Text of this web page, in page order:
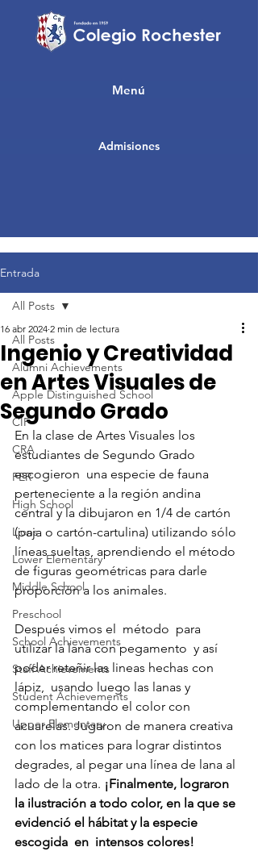
Admisiones
Menú
Entrada
All Posts
Alumni Achievements
Apple Distinguished School
CIF
CRA
FER
High School
Lions
Lower Elementary
Middle School
Preschool
School Achievements
Staff Achievements
Student Achievements
Upper Elementary
All Posts
Ingenio y Creatividad
en Artes Visuales de
Segundo Grado
16 abr 2024 2 min de lectura
En la clase de Artes Visuales los
estudiantes de Segundo Grado
escogieron  una especie de fauna
perteneciente a la región andina
central y la dibujaron en 1/4 de cartón
(paja o cartón-cartulina) utilizando sólo
líneas sueltas, aprendiendo el método
de figuras geométricas para darle
proporción a los animales.
Después vimos el  método  para
utilizar la lana con pegamento  y así
poder reteñir las lineas hechas con
lápiz,  usando luego las lanas y
complementando el color con
acuarelas. Jugaron de manera creativa
con los matices para lograr distintos
degrades, al pegar una línea de lana al
lado de la otra. ¡Finalmente, lograron
la ilustración a todo color, en la que se
evidenció el hábitat y la especie
escogida  en  intensos colores!